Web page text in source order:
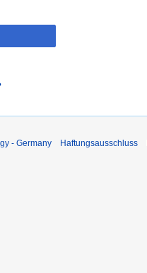
- Germany Haftungsausschluss